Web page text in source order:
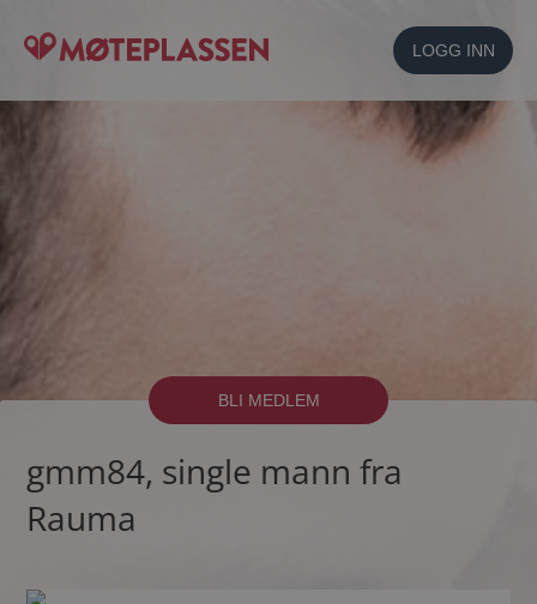
LOGG INN
BLI MEDLEM
gmm84, single mann fra
Rauma